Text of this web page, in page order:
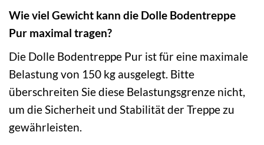
Wie viel Gewicht kann die Dolle Bodentreppe
Pur maximal tragen?
Die Dolle Bodentreppe Pur ist für eine maximale
Belastung von 150 kg ausgelegt. Bitte
überschreiten Sie diese Belastungsgrenze nicht,
um die Sicherheit und Stabilität der Treppe zu
gewährleisten.